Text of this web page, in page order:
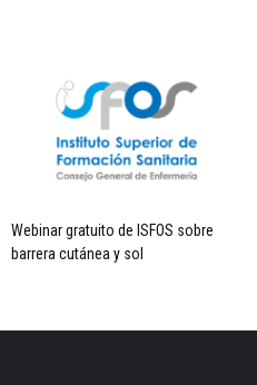
Webinar gratuito de ISFOS sobre
barrera cutánea y sol